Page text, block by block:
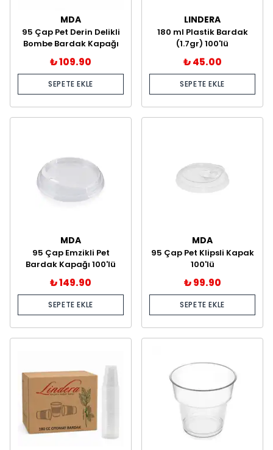
MDA
95 Çap Pet Derin Delikli
Bombe Bardak Kapağı
100'lü
₺ 109.90
SEPETE EKLE
LINDERA
180 ml Plastik Bardak
(1.7gr) 100'lü
₺ 45.00
SEPETE EKLE
MDA
95 Çap Emzikli Pet
Bardak Kapağı 100'lü
₺ 149.90
SEPETE EKLE
MDA
95 Çap Pet Klipsli Kapak
100'lü
₺ 99.90
SEPETE EKLE